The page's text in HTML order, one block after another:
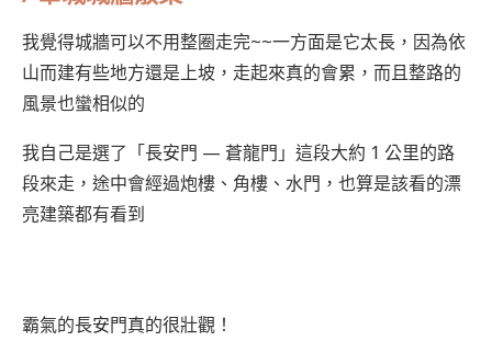
我覺得城牆可以不用整圈走完~~一方面是它太長，因為依
山而建有些地方還是上坡，走起來真的會累，而且整路的
風景也蠻相似的
我自己是選了「長安門 — 蒼龍門」這段大約 1 公里的路
段來走，途中會經過炮樓、角樓、水門，也算是該看的漂
亮建築都有看到
霸氣的長安門真的很壯觀！